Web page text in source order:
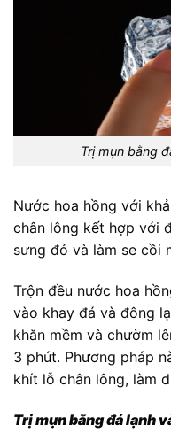
Trị mụn bằng
Nước hoa hồng với
chân lông kết hợp với
sưng đỏ và làm se cồi
Trộn đều nước hoa
vào khay đá và đông
khăn mềm và chườm
3 phút. Phương pháp
khít lỗ chân lông, làm
Trị mụn bằng đá lạnh